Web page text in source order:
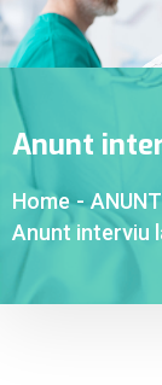
Anunt
Home -
Anunt interviu